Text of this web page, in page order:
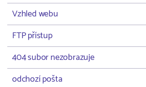
Vzhled webu
FTP přístup
404 subor nezobrazuje
odchozí pošta